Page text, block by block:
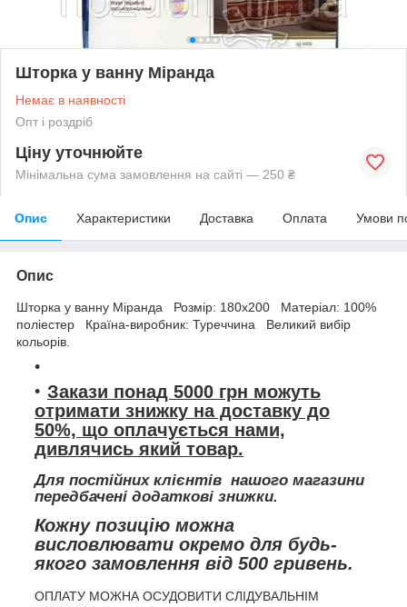
Шторка у ванну Міранда
Немає в наявності
Опт і роздріб
Ціну уточнюйте
Мінімальна сума замовлення на сайті — 250 ₴
Опис Характеристики Доставка Оплата Умови
Опис
Шторка у ванну Міранда Розмір: 180х200 Матеріал: 100%
поліестер Країна-виробник: Туреччина Великий вибір
кольорів.
Закази понад 5000 грн можуть
отримати знижку на доставку до
50%, що оплачується нами,
дивлячись який товар.
Для постійних клієнтів нашого магазини
передбачені додаткові знижки.
Кожну позицію можна
висловлювати окремо для будь-
якого замовлення від 500 гривень.
ОПЛАТУ МОЖНА ОСУДОВИТИ СЛІДУВАЛЬНІМ